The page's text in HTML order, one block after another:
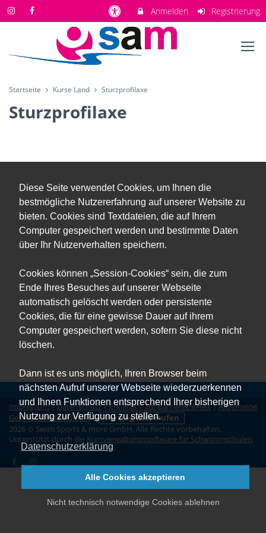
Diese Seite verwendet Cookies, um Ihnen die
bestmögliche Nutzererfahrung auf unserer Website zu
bieten. Cookies sind Textdateien, die auf Ihrem
Computer gespeichert werden und bestimmte Daten
über Ihr Nutzerverhalten speichern.
Cookies können „Session-Cookies“ sein, die zum
Ende Ihres Besuches auf unserer Webseite
automatisch gelöscht werden oder persistente
Cookies, die für eine gewisse Dauer auf ihrem
Computer gespeichert werden, sofern Sie diese nicht
löschen.
Dann ist es uns möglich, Ihren Browser beim
nächsten Aufruf unserer Webseite wiederzuerkennen
und Ihnen Funktionen entsprechend Ihrer bisherigen
Nutzung zur Verfügung zu stellen.
Datenschutzerklärung
Nicht technisch notwendige Cookies ablehnen
Alle Cookies akzeptieren
Anmelden Registrierung
Startseite Kurse Land Sturzprofilaxe
Sturzprofilaxe
Impressum|Datenschutz|Erklärung zur Barrierefreiheit|Allgemeine
Geschäftsbedingungen|
Vertrag widerrufen
2026 © Swim Sports & more GmbH. Alle Rechte vorbehalten.
Unterstützt durch die Kursverwaltungssoftware für Schwimmschulen.